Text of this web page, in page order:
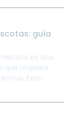
guía
es una
que requiere
Este
la ...